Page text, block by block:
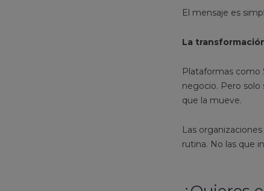
El mensaje es
La
Plataformas como
negocio. Pero solo
que la mueve.
Las
rutina. No las que